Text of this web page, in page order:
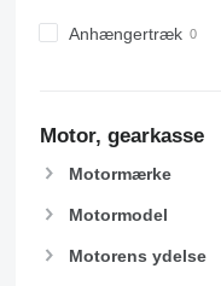
Anhængertræk
Motor, gearkasse
Motormærke
Motormodel
Motorens ydelse